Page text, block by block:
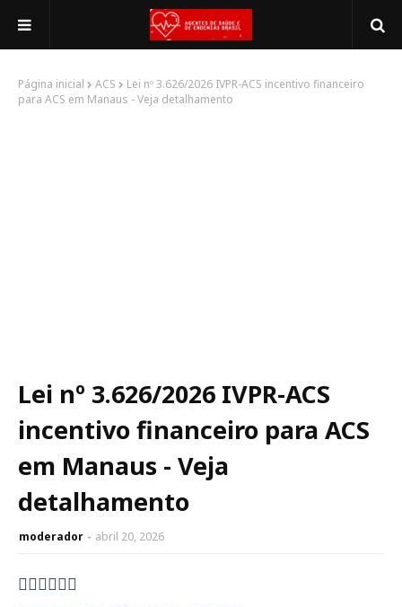
Página inicial ACS
Lei nº 3.626/2026 IVPR-ACS incentivo financeiro
para ACS em Manaus - Veja detalhamento
Lei nº 3.626/2026 IVPR-ACS
incentivo financeiro para ACS
em Manaus - Veja
detalhamento
moderador abril 20, 2026
👇🏻👇🏻👇🏻